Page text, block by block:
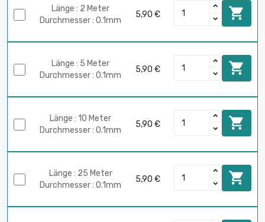
Länge : 2 Meter
Durchmesser : 0.1mm
5,90 € 
Länge : 5 Meter
Durchmesser : 0.1mm
5,90 € 
Länge : 10 Meter
Durchmesser : 0.1mm
5,90 € 
Länge : 25 Meter
Durchmesser : 0.1mm
5,90 € 